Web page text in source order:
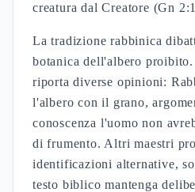
creatura dal Creatore (Gn
La tradizione rabbinica
botanica dell'albero
riporta diverse opinioni:
l'albero con il grano,
conoscenza l'uomo non
di frumento. Altri maestri
identificazioni alternative,
testo biblico mantenga